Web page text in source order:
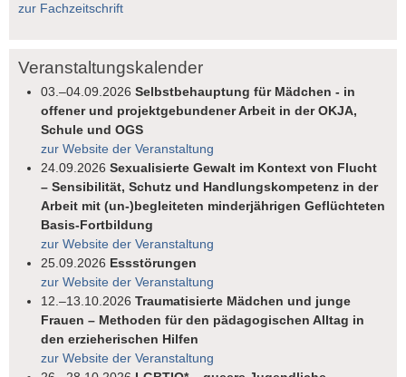
zur Fachzeitschrift
Veranstaltungskalender
03.–04.09.2026Selbstbehauptung für Mädchen - in
offener und projektgebundener Arbeit in der OKJA,
Schule und OGS
zur Website der Veranstaltung
24.09.2026Sexualisierte Gewalt im Kontext von Flucht
– Sensibilität, Schutz und Handlungskompetenz in der
Arbeit mit (un-)begleiteten minderjährigen Geflüchteten
Basis-Fortbildung
zur Website der Veranstaltung
25.09.2026 Essstörungen
zur Website der Veranstaltung
12.–13.10.2026Traumatisierte Mädchen und junge
Frauen – Methoden für den pädagogischen Alltag in
den erzieherischen Hilfen
zur Website der Veranstaltung